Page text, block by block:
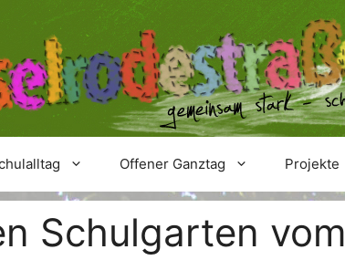
Offener Ganztag Projekte
Schulgarten vom